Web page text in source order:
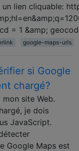
lien cliquable:
= 1 &amp;
google-maps-urls
si Google
chargé?
site Web.
je dois
JavaScript.
Google Maps est